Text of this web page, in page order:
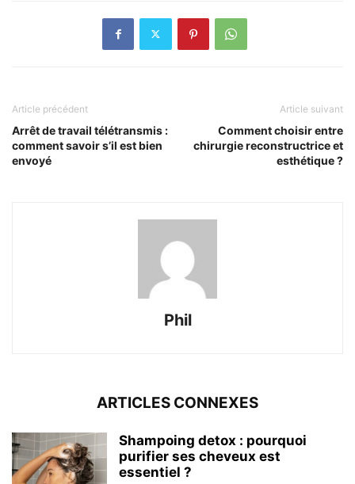
Article précédent
Arrêt de travail télétransmis :
comment savoir s’il est bien
envoyé
Article suivant
Comment choisir entre
chirurgie reconstructrice et
esthétique ?
Phil
ARTICLES CONNEXES
Shampoing detox : pourquoi
purifier ses cheveux est
essentiel ?